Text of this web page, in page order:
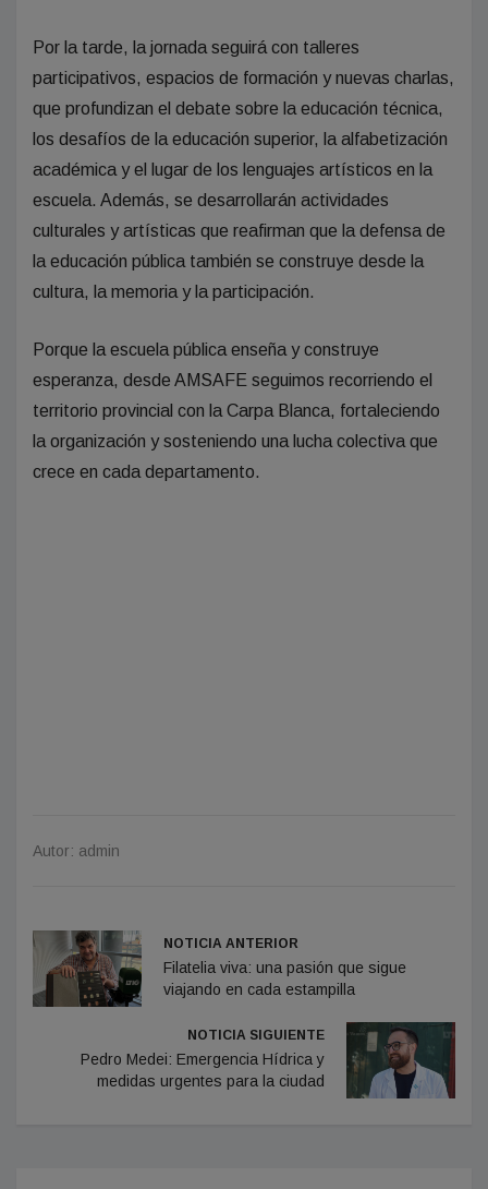
Por la tarde, la jornada seguirá con talleres
participativos, espacios de formación y nuevas charlas,
que profundizan el debate sobre la educación técnica,
los desafíos de la educación superior, la alfabetización
académica y el lugar de los lenguajes artísticos en la
escuela. Además, se desarrollarán actividades
culturales y artísticas que reafirman que la defensa de
la educación pública también se construye desde la
cultura, la memoria y la participación.
Porque la escuela pública enseña y construye
esperanza, desde AMSAFE seguimos recorriendo el
territorio provincial con la Carpa Blanca, fortaleciendo
la organización y sosteniendo una lucha colectiva que
crece en cada departamento.
Autor: admin
NOTICIA ANTERIOR
Filatelia viva: una pasión que sigue
viajando en cada estampilla
NOTICIA SIGUIENTE
Pedro Medei: Emergencia Hídrica y
medidas urgentes para la ciudad